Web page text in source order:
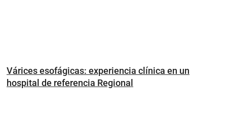
Várices esofágicas: experiencia clínica en un
hospital de referencia Regional